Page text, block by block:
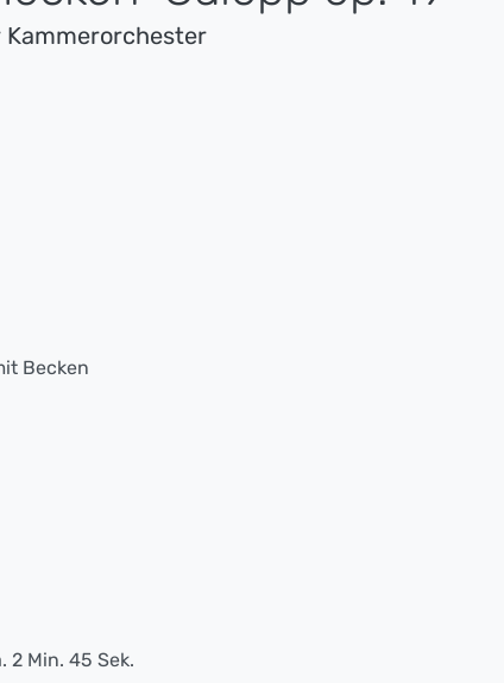
Becken
2 Min. 45 Sek.